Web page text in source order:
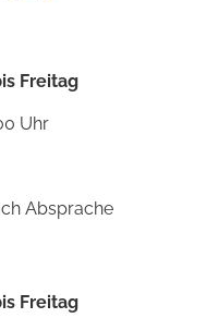
Freitag
Uhr
Absprache
Freitag